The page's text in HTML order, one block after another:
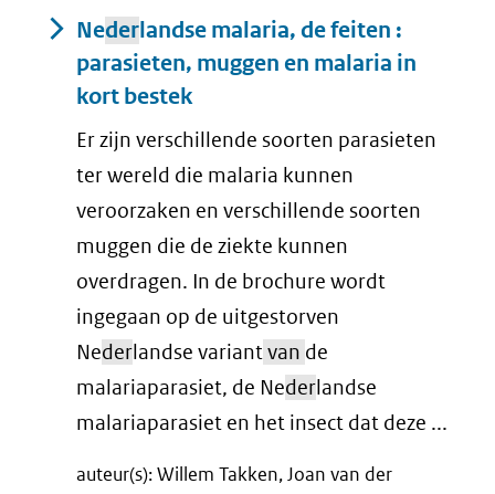
Nederlandse malaria, de feiten :
parasieten, muggen en malaria in
kort bestek
Er zijn verschillende soorten parasieten
ter wereld die malaria kunnen
veroorzaken en verschillende soorten
muggen die de ziekte kunnen
overdragen. In de brochure wordt
ingegaan op de uitgestorven
Nederlandse variantvan de
malariaparasiet, de Nederlandse
malariaparasiet en het insect dat deze ...
auteur(s): Willem Takken, Joan van der